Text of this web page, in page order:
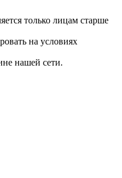
только лицам старше
на условиях
нашей сети.